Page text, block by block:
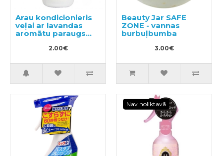
Arau kondicionieris
veļai ar lavandas
aromātu paraugs
2.00€
Beauty Jar SAFE
ZONE - vannas
burbuļbumba
3.00€
Nav noliktavā